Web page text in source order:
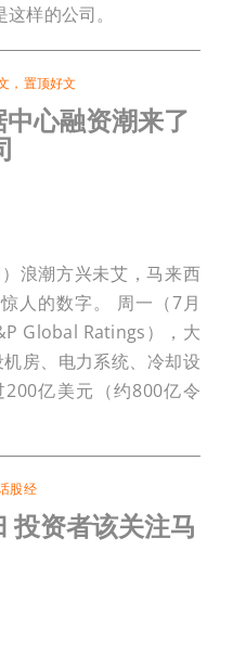
样的公司。
， 置顶好文
心融资潮来了
浪潮方兴未艾，马来西
人的数字。 周一（7月
Global Ratings），大
房、电力系统、冷却设
亿美元（约800亿令
股经
投资者该关注马